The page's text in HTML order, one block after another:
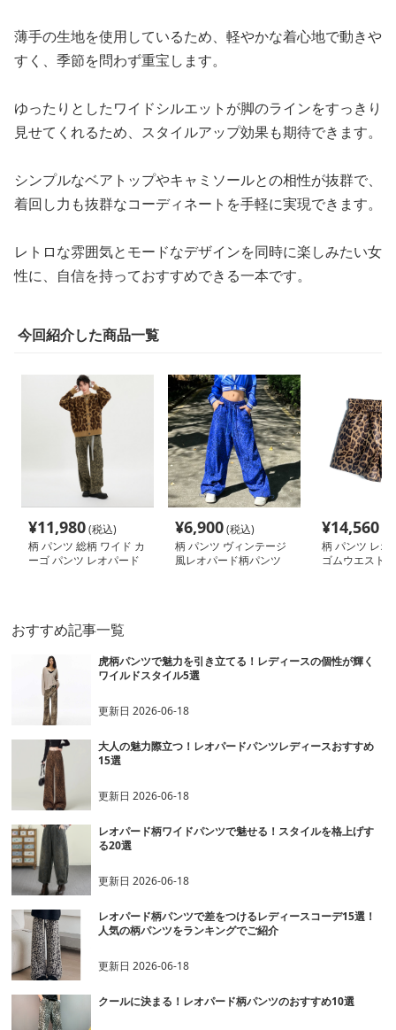
薄手の生地を使用しているため、軽やかな着心地で動きや
すく、季節を問わず重宝します。
ゆったりとしたワイドシルエットが脚のラインをすっきり
見せてくれるため、スタイルアップ効果も期待できます。
シンプルなベアトップやキャミソールとの相性が抜群で、
着回し力も抜群なコーディネートを手軽に実現できます。
レトロな雰囲気とモードなデザインを同時に楽しみたい女
性に、自信を持っておすすめできる一本です。
今回紹介した商品一覧
¥11,980(税込)
柄 パンツ 総柄 ワイド カ
ーゴ パンツ レオパード
¥6,900(税込)
柄 パンツ ヴィンテージ
風レオパード柄パンツ
¥14,560
柄 パンツ レオ
ゴムウエスト
おすすめ記事一覧
虎柄パンツで魅力を引き立てる！レディースの個性が輝く
ワイルドスタイル5選
更新日2026-06-18
大人の魅力際立つ！レオパードパンツレディースおすすめ
15選
更新日2026-06-18
レオパード柄ワイドパンツで魅せる！スタイルを格上げす
る20選
更新日2026-06-18
レオパード柄パンツで差をつけるレディースコーデ15選！
人気の柄パンツをランキングでご紹介
更新日2026-06-18
クールに決まる！レオパード柄パンツのおすすめ10選